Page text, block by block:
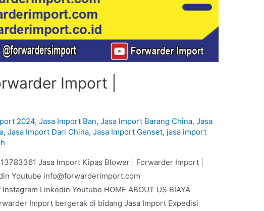
Import |
2024,Jasa Import Ban,Jasa Import Barang China,Jasa
,Jasa Import Dari China,Jasa Import Genset, jasa import
Jasa Import Kipas Blower | Forwarder Import |
Youtube info@forwarderimport.com
Linkedin Youtube HOME ABOUT US BIAYA
Import bergerak di bidang Jasa Import Expedisi